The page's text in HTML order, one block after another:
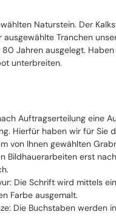
Naturstein. Der
Tranchen
Jahren ausgelegt.
unterbreiten.
Auftragserteilung eine
Hierfür haben wir für Sie
von Ihnen gewählten
Bildhauerarbeiten erst
Die Schrift wird mittels
Farbe ausgemalt.
Die Buchstaben werden